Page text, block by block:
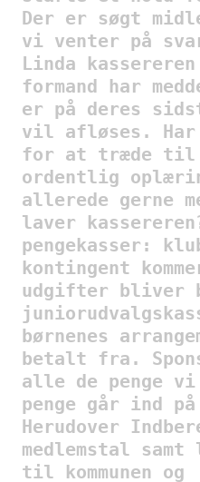
Der er søgt
vi venter på
Linda kassereren
formand har
er på deres
vil afløses. Har
for at træde til
ordentlig
allerede gerne
laver
pengekasser:
kontingent
udgifter bliver
børnenes
betalt fra.
alle de penge
penge går ind
Herudover
medlemstal samt
til kommunen og